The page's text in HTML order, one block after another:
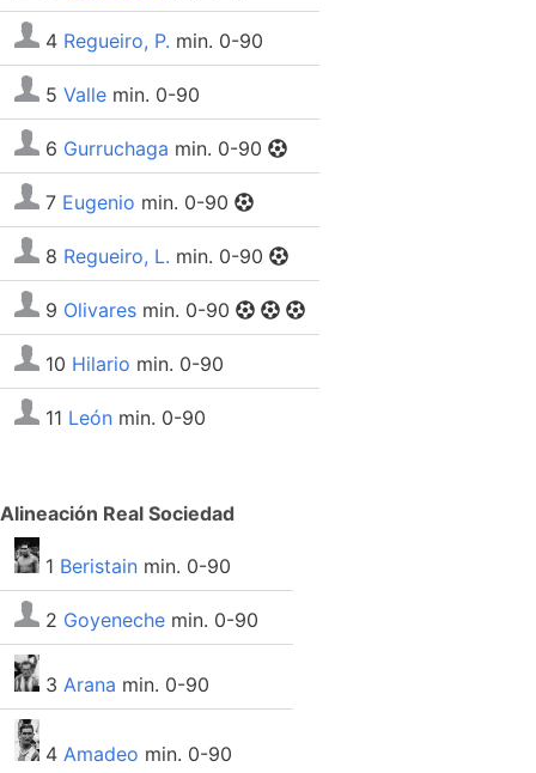
4 Regueiro, P. min. 0-90
5 Valle min. 0-90
6 Gurruchaga min. 0-90
7 Eugenio min. 0-90
8 Regueiro, L. min. 0-90
9 Olivares min. 0-90
10 Hilario min. 0-90
11 León min. 0-90
Alineación Real Sociedad
1 Beristain min. 0-90
2 Goyeneche min. 0-90
3 Arana min. 0-90
4 Amadeo min. 0-90